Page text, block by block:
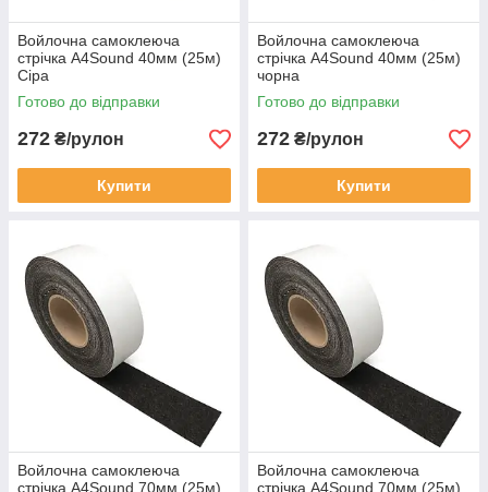
Войлочна самоклеюча
стрічка A4Sound 40мм (25м)
Сіра
Готово до відправки
272 ₴/рулон
Купити
Войлочна самоклеюча
стрічка A4Sound 40мм (25м)
чорна
Готово до відправки
272 ₴/рулон
Купити
Войлочна самоклеюча
стрічка A4Sound 70мм (25м)
Войлочна самоклеюча
стрічка A4Sound 70мм (25м)